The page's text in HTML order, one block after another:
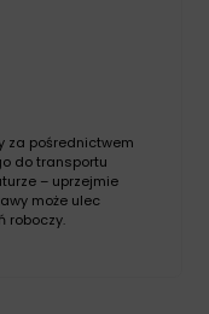
za pośrednictwem
do transportu
– uprzejmie
może ulec
roboczy.